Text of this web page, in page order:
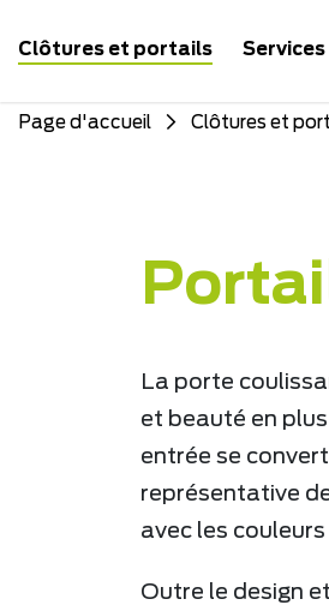
Clôtures et portails Services
Page d'accueil Clôtures et
La porte
et beauté en
entrée se
représentative
avec les
Outre le design